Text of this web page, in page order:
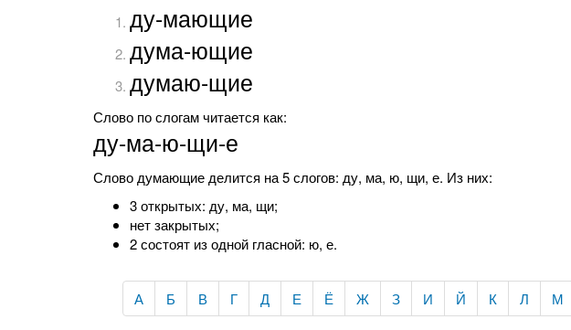
ду-мающие
дума-ющие
думаю-щие
Слово по слогам читается как:
ду-ма-ю-щи-е
Слово думающие делится на 5 слогов: ду, ма, ю, щи, е. Из них:
3 открытых: ду, ма, щи;
нет закрытых;
2 состоят из одной гласной: ю, е.
А Б В Г Д Е Ё Ж З И Й К Л М